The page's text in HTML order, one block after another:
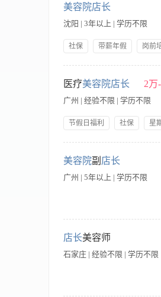
力、有良好的沟通能力和书面
美容院店长
沈阳 | 3年以上 | 学历不限
社保 带薪年假 岗前
力、有良好的沟通能力和书面
医疗美容院店长 2万
广州 | 经验不限 | 学历不限
节假日福利 社保 星
接； 3、负责广州美容店面的
店客户项目营利情况进行分
质佳，女身高要求160cm以上
4、 有美容行业高端仪器、
美容院副 店长
广州 | 5年以上 | 学历不限
协助店长进行门店日常管理 3
店长美容师
石家庄 | 经验不限 | 学历不限